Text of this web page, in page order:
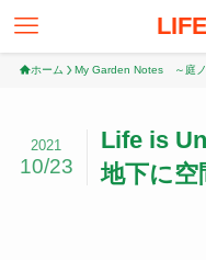
ホーム My Garden Notes ～庭ノ
Life is
地下に空
2021
10/23